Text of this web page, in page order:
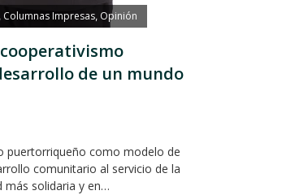
, Columnas Impresas, Opinión
de un mundo
puertorriqueño como modelo de
comunitario al servicio de la
más solidaria y en…